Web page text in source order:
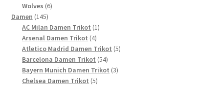
Wolves 66
Damen 145145
Produkte
AC Milan Damen Trikot 11
Arsenal Damen Trikot 44
Produkte
Atletico Madrid Damen Trikot 55
Barcelona Damen Trikot 5454
Produkte
Bayern Munich Damen Trikot 33
Chelsea Damen Trikot 55